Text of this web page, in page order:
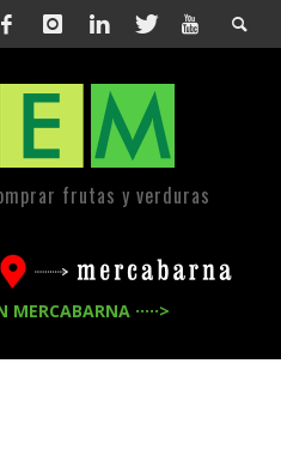
frutas y verduras
MERCABARNA ·····>